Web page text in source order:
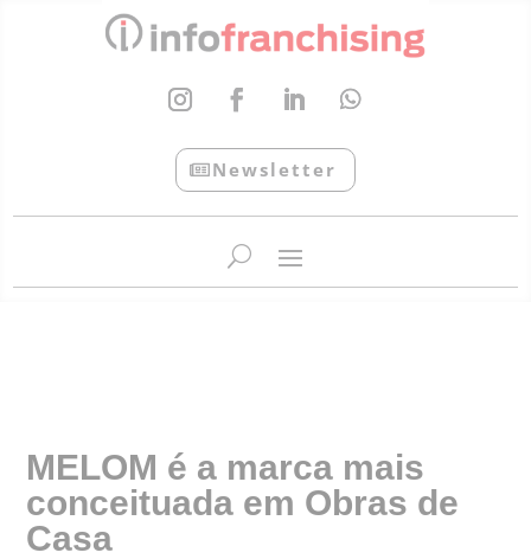
Newsletter
MELOM é a marca mais
conceituada em Obras de
Casa